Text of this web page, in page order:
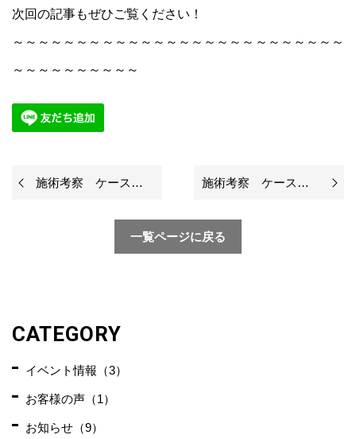
次回の記事もぜひご覧ください！
～～～～～～～～～～～～～～～～～～～～～～～～～～
～～～～～～～～～～
施術考察 ケース１－②
一覧ページに戻る
施術考察 ケース１－④
CATEGORY
イベント情報（3）
お客様の声（1）
お知らせ（9）